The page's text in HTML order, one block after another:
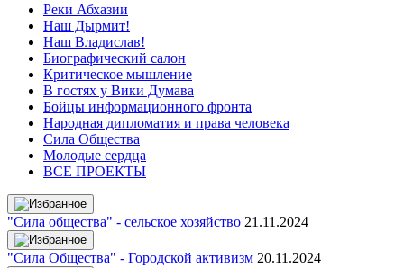
Реки Абхазии
Наш Дырмит!
Наш Владислав!
Биографический салон
Критическое мышление
В гостях у Вики Думава
Бойцы информационного фронта
Народная дипломатия и права человека
Сила Общества
Молодые сердца
ВСЕ ПРОЕКТЫ
"Сила общества" - сельское хозяйство 21.11.2024
"Сила Общества" - Городской активизм 20.11.2024